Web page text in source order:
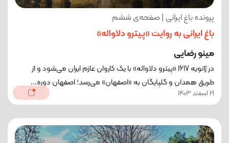
پرونده باغ ایرانی | صفحه‌ی ششم
باغ ایرانی به روایت «پیترو دلاواله»
مینو رضایی
در ژانویه 1617 «پیترو دلاواله» با یک کاروان عازم ایران می‌شود و از
طریق همدان و گلپایگان به «اصفهان» می‌رسد؛ اصفهان دوره...
21 اسفند 1403